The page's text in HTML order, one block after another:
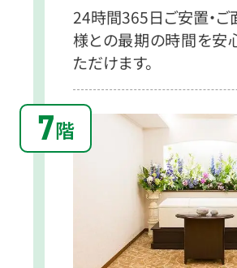
24時間365日ご安置・ご
様との最期の時間を安
ただけます。
7階